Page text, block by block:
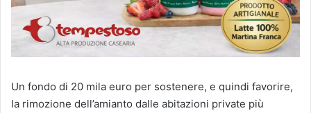
Un fondo di 20 mila euro per sostenere, e quindi favorire,
la rimozione dell’amianto dalle abitazioni private più